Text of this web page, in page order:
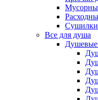
Сушилки
Все для душа